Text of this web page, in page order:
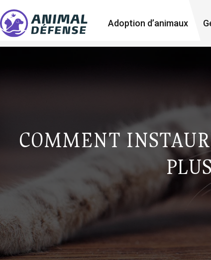
Adoption d’animaux
COMMENT